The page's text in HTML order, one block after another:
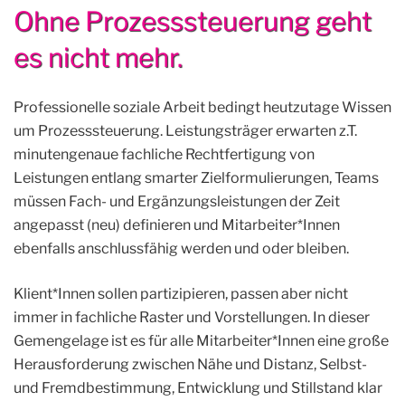
Ohne Prozesssteuerung geht
es nicht mehr.
Professionelle soziale Arbeit bedingt heutzutage Wissen
um Prozesssteuerung. Leistungsträger erwarten z.T.
minutengenaue fachliche Rechtfertigung von
Leistungen entlang smarter Zielformulierungen, Teams
müssen Fach- und Ergänzungsleistungen der Zeit
angepasst (neu) definieren und Mitarbeiter*Innen
ebenfalls anschlussfähig werden und oder bleiben.
Klient*Innen sollen partizipieren, passen aber nicht
immer in fachliche Raster und Vorstellungen. In dieser
Gemengelage ist es für alle Mitarbeiter*Innen eine große
Herausforderung zwischen Nähe und Distanz, Selbst-
und Fremdbestimmung, Entwicklung und Stillstand klar